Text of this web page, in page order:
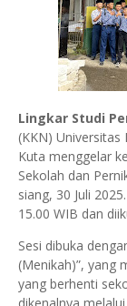
Lingkar Studi
(KKN)
Kuta menggelar
Sekolah dan
siang, 30 Juli
15.00 WIB dan
Sesi dibuka
(Menikah)”, yang
yang berhenti